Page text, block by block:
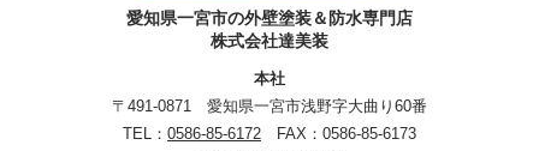
愛知県一宮市の外壁塗装＆防水専門店
株式会社達美装
本社
〒491-0871 愛知県一宮市浅野字大曲り60番
TEL： 0586-85-6172 FAX：0586-85-6173